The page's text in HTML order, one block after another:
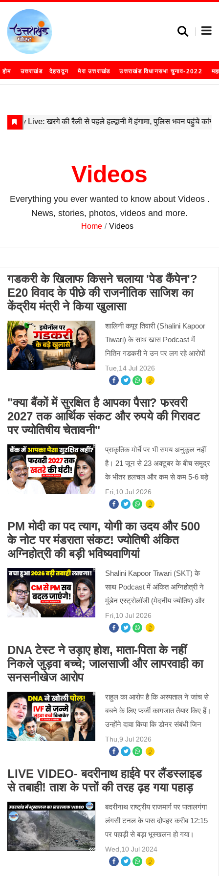
होम उत्तराखंड देहरादून मेरा उत्तराखंड उत्तराखंड विधानसभा चुनाव-2022
Videos
Everything you ever wanted to know aboutVideos .
News, stories, photos, videos and more.
Home Videos
गडकरी के खिलाफ किसने चलाया 'पेड कैंपेन'?
E20 विवाद के पीछे की राजनीतिक साजिश का
केंद्रीय मंत्री ने किया खुलासा
शालिनी कपूर तिवारी (Shalini Kapoor
Tiwari) के साथ खास Podcast में
नितिन गडकरी ने उन पर लग रहे आरोपों
पर खुलकर बात की। उनका कहना है कि
इथेनॉल से गाड़ियों का एवरेज कम होने और
इंजन में पानी आने की बात प
Tue,14 Jul 2026
"क्या बैंकों में सुरक्षित है आपका पैसा? फरवरी
2027 तक आर्थिक संकट और रुपये की गिरावट
पर ज्योतिषीय चेतावनी"
प्राकृतिक मोर्चे पर भी समय अनुकूल नहीं
है। 21 जून से 23 अक्टूबर के बीच समुद्र
के भीतर हलचल और कम से कम 5-6 बड़े
भूकंप आने की आशंका जताई गई है।
इसका सीधा असर गेहूं और गन्ने जैसी
फसलों पर पड़ेगा, जिससे
Fri,10 Jul 2026
PM मोदी का पद त्याग, योगी का उदय और 500
के नोट पर मंडराता संकट! ज्योतिषी अंकित
अग्निहोत्री की बड़ी भविष्यवाणियां
Shalini Kapoor Tiwari (SKT) के
साथ Podcast में अंकित अग्निहोत्री ने
मुंडेन एस्ट्रोलॉजी (मेदनीय ज्योतिष) और
ग्रहों की गणनाओं के आधार पर, उन्होंने
भारत और विश्व स्तर पर महत्वपूर्ण परिवर्तनों
Fri,10 Jul 2026
DNA टेस्ट ने उड़ाए होश, माता-पिता के नहीं
निकले जुड़वा बच्चे; जालसाजी और लापरवाही का
सनसनीखेज आरोप
राहुल का आरोप है कि अस्पताल ने जांच से
बचने के लिए फर्जी कागजात तैयार किए हैं।
उन्होंने दावा किया कि डोनर संबंधी जिन
सहमति पत्रों (Consent Forms) पर
उनके हस्ताक्षर बताए जा रहे हैं, वे जाली हैं।
Thu,9 Jul 2026
LIVE VIDEO- बदरीनाथ हाईवे पर लैंडस्लाइड
से तबाही! ताश के पत्तों की तरह ढ़ह गया पहाड़
बदरीनाथ राष्ट्रीय राजमार्ग पर पातालगंगा
लंगसी टनल के पास दोपहर करीब 12:15
पर पहाड़ी से बड़ा भूस्खलन हो गया।
गनीमत रही कि इस दौरान यहां कोई वाहन
नहीं चल रहा था, जिससे बड़ा हादसा हो
Wed,10 Jul 2024